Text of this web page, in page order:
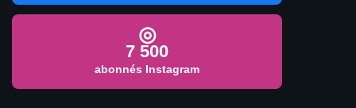
◎
7 500
abonnés Instagram